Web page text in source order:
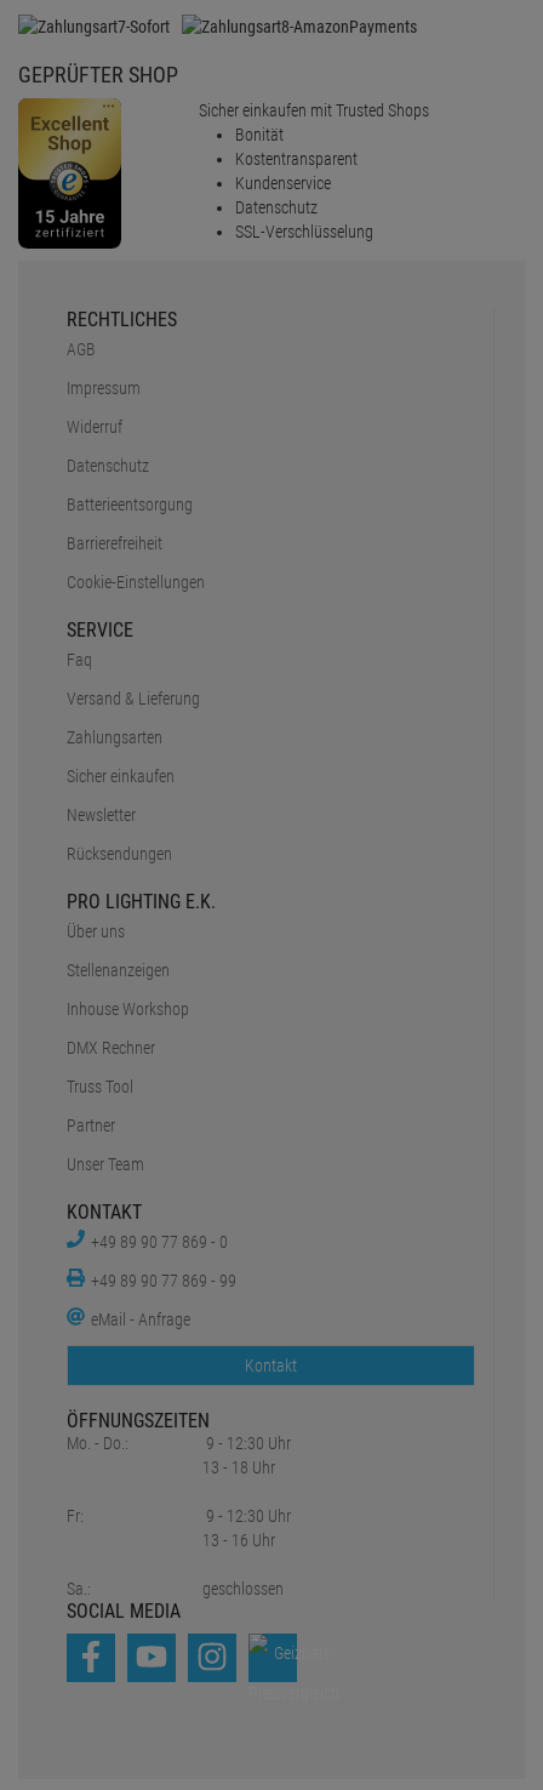
GEPRÜFTER SHOP
Sicher einkaufen mit Trusted Shops
Bonität
Kostentransparent
Kundenservice
Datenschutz
SSL-Verschlüsselung
RECHTLICHES
AGB
Impressum
Widerruf
Datenschutz
Batterieentsorgung
Barrierefreiheit
Cookie-Einstellungen
SERVICE
Faq
Versand & Lieferung
Zahlungsarten
Sicher einkaufen
Newsletter
Rücksendungen
PRO LIGHTING E.K.
Über uns
Stellenanzeigen
Inhouse Workshop
DMX Rechner
Truss Tool
Partner
Unser Team
KONTAKT
+49 89 90 77 869 - 0
+49 89 90 77 869 - 99
eMail - Anfrage
Kontakt
ÖFFNUNGSZEITEN
Mo. - Do.:
Fr:
Sa.:
9 - 12:30 Uhr
13 - 18 Uhr
9 - 12:30 Uhr
13 - 16 Uhr
geschlossen
SOCIAL MEDIA